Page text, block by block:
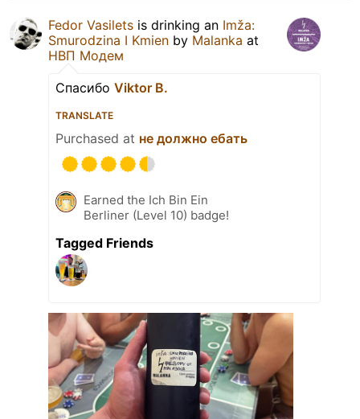
Fedor Vasilets is drinking an Imža:
Smurodzina I Kmien by Malanka at
НВП Модем
Спасибо Viktor B.
TRANSLATE
Purchased at не должно ебать
Earned the Ich Bin Ein
Berliner (Level 10) badge!
Tagged Friends